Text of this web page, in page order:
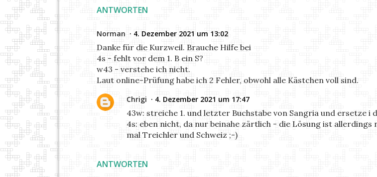
ANTWORTEN
Norman 4. Dezember 2021 um 13:02
Danke für die Kurzweil. Brauche Hilfe bei
4s - fehlt vor dem 1. B ein S?
w43 - verstehe ich nicht.
Laut online-Prüfung habe ich 2 Fehler, obwohl alle Kästchen voll sind.
ANTWORTEN
Chrigi 4. Dezember 2021 um 17:47
43w: streiche 1. und letzter Buchstabe von Sangria und ersetze i
4s: eben nicht, da nur beinahe zärtlich - die Lösung ist
mal Treichler und Schweiz ;-)